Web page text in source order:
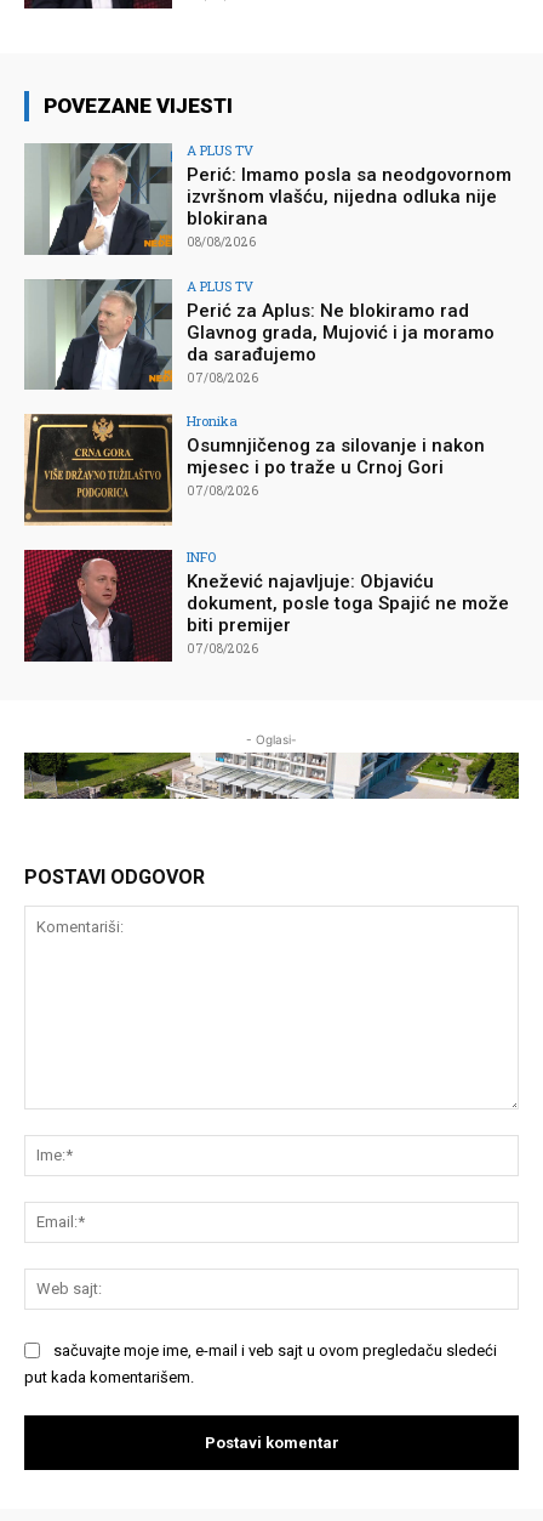
POVEZANE VIJESTI
A PLUS TV
Perić: Imamo posla sa neodgovornom
izvršnom vlašću, nijedna odluka nije
blokirana
08/08/2026
A PLUS TV
Perić za Aplus: Ne blokiramo rad
Glavnog grada, Mujović i ja moramo
da sarađujemo
07/08/2026
Hronika
Osumnjičenog za silovanje i nakon
mjesec i po traže u Crnoj Gori
07/08/2026
INFO
Knežević najavljuje: Objaviću
dokument, posle toga Spajić ne može
biti premijer
07/08/2026
- Oglasi-
POSTAVI ODGOVOR
sačuvajte moje ime, e-mail i veb sajt u ovom pregledaču sledeći
put kada komentarišem.